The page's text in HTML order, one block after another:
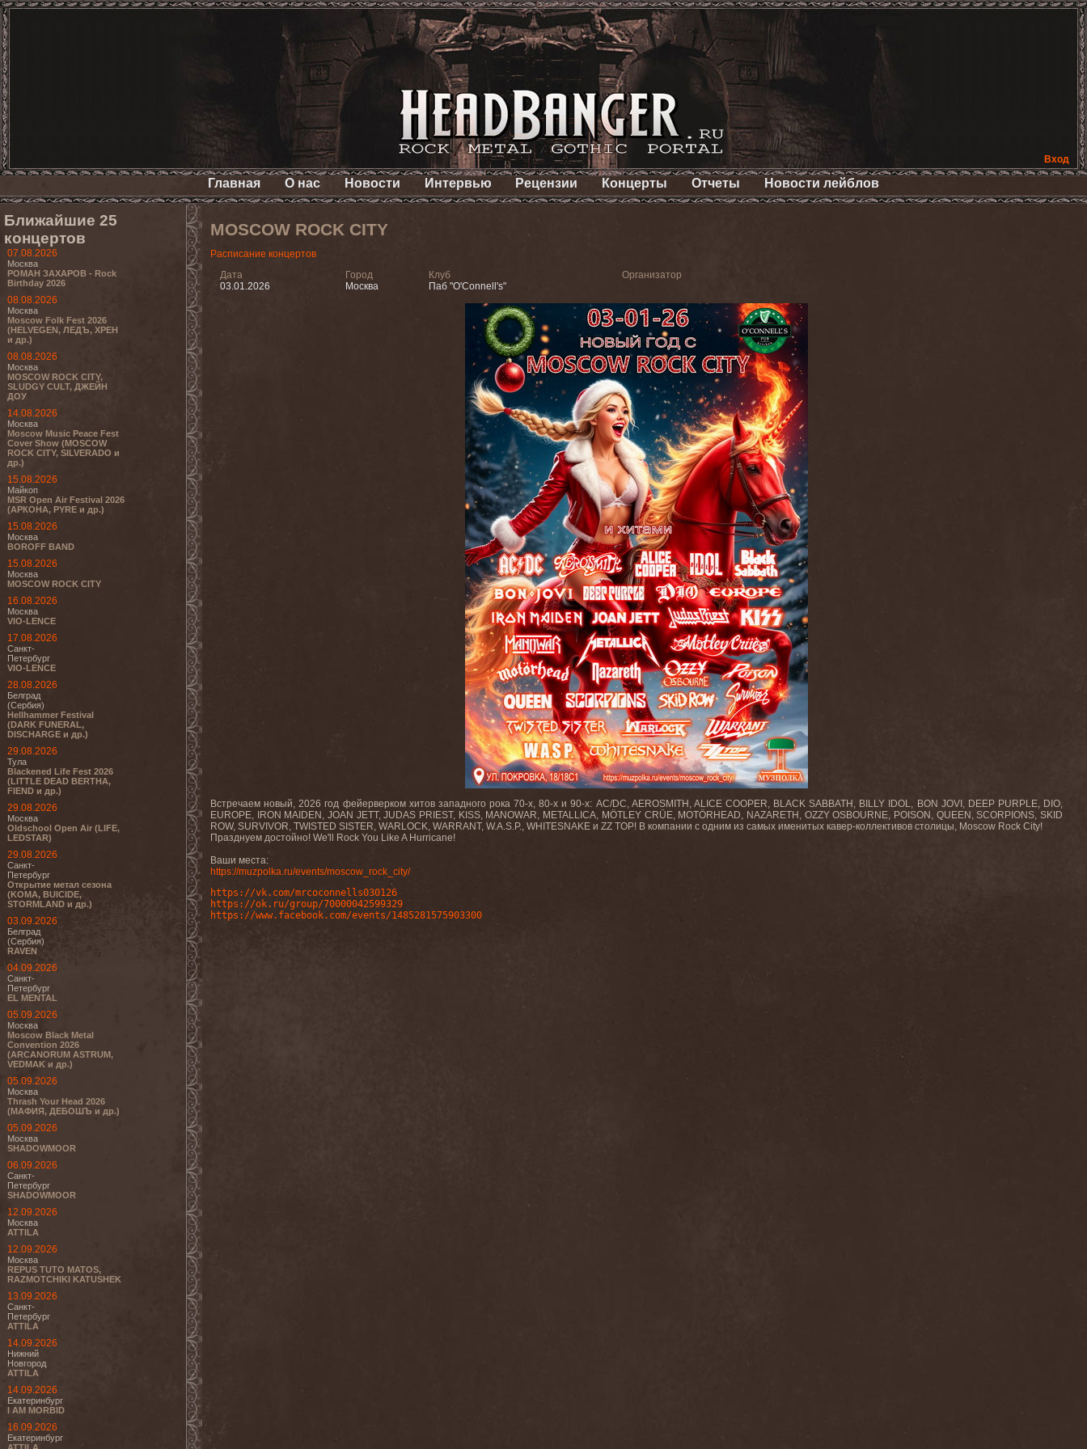
Вход
Главная О нас Новости Интервью Рецензии Концерты Отчеты Новости лейблов
Ближайшие 25
концертов
07.08.2026
Москва
РОМАН ЗАХАРОВ - Rock
Birthday 2026
08.08.2026
Москва
Moscow Folk Fest 2026
(HELVEGEN, ЛЕДЪ, ХРЕН
и др.)
08.08.2026
Москва
MOSCOW ROCK CITY,
SLUDGY CULT, ДЖЕЙН
ДОУ
14.08.2026
Москва
Moscow Music Peace Fest
Cover Show (MOSCOW
ROCK CITY, SILVERADO и
др.)
15.08.2026
Майкоп
MSR Open Air Festival 2026
(АРКОНА, PYRE и др.)
15.08.2026
Москва
BOROFF BAND
15.08.2026
Москва
MOSCOW ROCK CITY
16.08.2026
Москва
VIO-LENCE
17.08.2026
Санкт-
Петербург
VIO-LENCE
28.08.2026
Белград
(Сербия)
Hellhammer Festival
(DARK FUNERAL,
DISCHARGE и др.)
29.08.2026
Тула
Blackened Life Fest 2026
(LITTLE DEAD BERTHA,
FIEND и др.)
29.08.2026
Москва
Oldschool Open Air (LIFE,
LEDSTAR)
29.08.2026
Санкт-
Петербург
Открытие метал сезона
(KOMA, BUICIDE,
STORMLAND и др.)
03.09.2026
Белград
(Сербия)
RAVEN
04.09.2026
Санкт-
Петербург
EL MENTAL
05.09.2026
Москва
Moscow Black Metal
Convention 2026
(ARCANORUM ASTRUM,
VEDMAK и др.)
05.09.2026
Москва
Thrash Your Head 2026
(МАФИЯ, ДЕБОШЪ и др.)
05.09.2026
Москва
SHADOWMOOR
06.09.2026
Санкт-
Петербург
SHADOWMOOR
12.09.2026
Москва
ATTILA
12.09.2026
Москва
REPUS TUTO MATOS,
RAZMOTCHIKI KATUSHEK
13.09.2026
Санкт-
Петербург
ATTILA
14.09.2026
Нижний
Новгород
ATTILA
14.09.2026
Екатеринбург
I AM MORBID
16.09.2026
Екатеринбург
MOSCOW ROCK CITY
Расписание концертов
Дата
03.01.2026
Город
Москва
Клуб
Паб "О'Connell's"
Организатор
Встречаем новый, 2026 год фейерверком хитов западного рока 70-х, 80-х и 90-х: AC/DC, AEROSMITH, ALICE COOPER, BLACK SABBATH, BILLY IDOL, BON JOVI, DEEP PURPLE, DIO,
EUROPE, IRON MAIDEN, JOAN JETT, JUDAS PRIEST, KISS, MANOWAR, METALLICA, MÖTLEY CRÜE, MOTÖRHEAD, NAZARETH, OZZY OSBOURNE, POISON, QUEEN, SCORPIONS, SKID
ROW, SURVIVOR, TWISTED SISTER, WARLOCK, WARRANT, W.A.S.P., WHITESNAKE и ZZ TOP! В компании с одним из самых именитых кавер-коллективов столицы, Moscow Rock City!
Празднуем достойно! We'll Rock You Like A Hurricane!
Ваши места:
https://muzpolka.ru/events/moscow_rock_city/
https://vk.com/mrcoconnells030126
https://ok.ru/group/70000042599329
https://www.facebook.com/events/1485281575903300